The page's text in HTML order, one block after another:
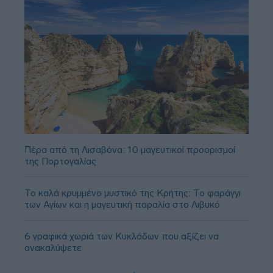
Πέρα από τη Λισαβόνα: 10 μαγευτικοί προορισμοί
της Πορτογαλίας
Το καλά κρυμμένο μυστικό της Κρήτης: Το φαράγγι
των Αγίων και η μαγευτική παραλία στο Λιβυκό
6 γραφικά χωριά των Κυκλάδων που αξίζει να
ανακαλύψετε